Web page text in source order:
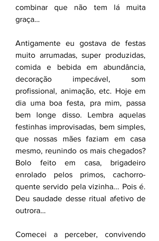
combinar que não tem lá muita
graça…
Antigamente eu gostava de festas
muito arrumadas, super produzidas,
comida e bebida em abundância,
decoração impecável, som
profissional, animação, etc. Hoje em
dia uma boa festa, pra mim, passa
bem longe disso. Lembra aquelas
festinhas improvisadas, bem simples,
que nossas mães faziam em casa
mesmo, reunindo os mais chegados?
Bolo feito em casa, brigadeiro
enrolado pelos primos, cachorro-
quente servido pela vizinha... Pois é.
Deu saudade desse ritual afetivo de
outrora…
Comecei a perceber, convivendo